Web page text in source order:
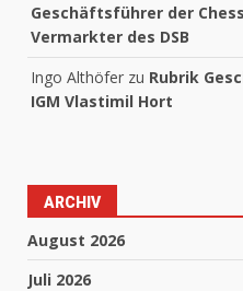
Geschäftsführer der
Vermarkter des DSB
Ingo Althöfer zu Rubrik
IGM Vlastimil Hort
ARCHIV
August 2026
Juli 2026